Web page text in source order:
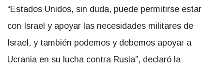
“Estados Unidos, sin duda, puede permitirse estar
con Israel y apoyar las necesidades militares de
Israel, y también podemos y debemos apoyar a
Ucrania en su lucha contra Rusia”, declaró la